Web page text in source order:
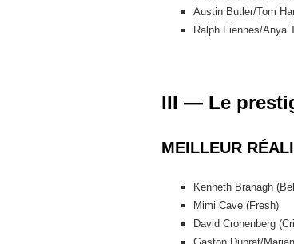
Austin Butler/Tom
Ralph Fiennes/Anya
III — Le
MEILLEUR
Kenneth Branagh
Mimi Cave (Fresh)
David Cronenberg